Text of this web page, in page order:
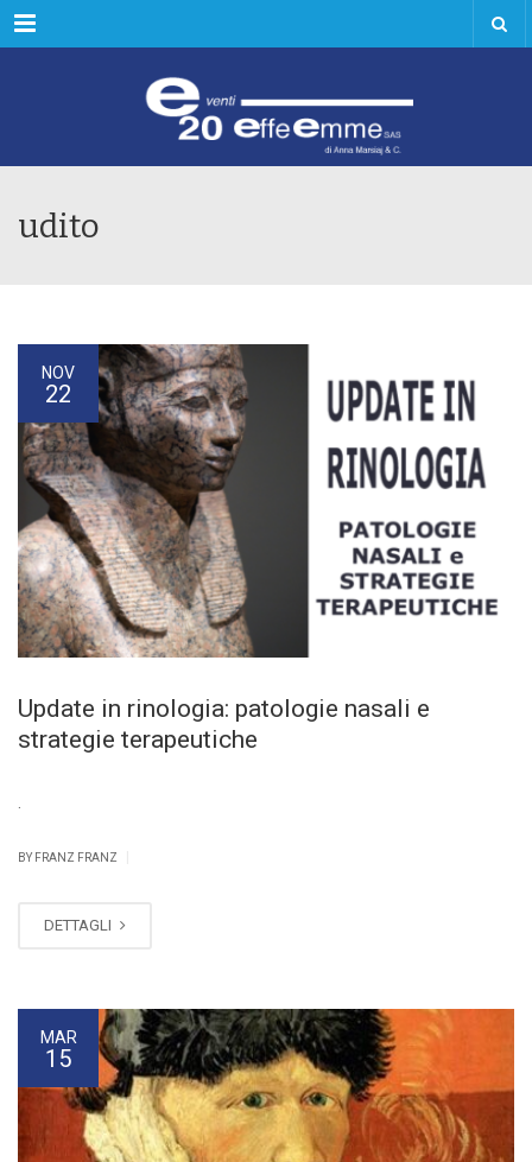
Menu
udito
NOV
22
Update in rinologia: patologie nasali e
strategie terapeutiche
.
BY FRANZ FRANZ
DETTAGLI
MAR
15